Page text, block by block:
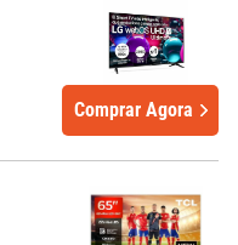
Comprar Agora